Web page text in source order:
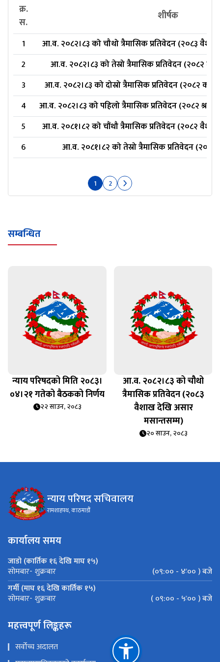
क्र.
स.
शीर्षक
1
आ.व. २०८२।८३ को चौथो त्रैमासिक प्रतिवेदन (२०८३
2
आ.व. २०८२।८३ को तेस्रो त्रैमासिक प्रतिवेदन (२०८२
3
आ.व. २०८२।८३ को दोस्रो त्रैमासिक प्रतिवेदन (२०८२
4
आ.व. २०८२।८३ को पहिलो त्रैमासिक प्रतिवेदन (२०८२
5
आ.व. २०८१।८२ को चौंथौ त्रैमासिक प्रतिवेदन (२०८२
6
आ.व. २०८१।८२ को तेस्रो त्रैमासिक प्रतिवेदन
1 2
सम्बन्धित
न्याय परिषदको मिति २०८३।
०४।२१ गतेको बैठकको निर्णय
२२ साउन, २०८३
आ.व. २०८२।८३ को चौथो
त्रैमासिक प्रतिवेदन (२०८३
वैशाख देखि असार
मसान्तसम्म)
२० साउन, २०८३
न्याय परिषद सचिवालय
रामशाहपथ, काठमाडौं
कार्यालय समय
जाडो (कार्तिक १६ देखि माघ १५)
सोमबार- शुक्रबार
(०९:०० - ४ः०० ) बजे
गर्मी (माघ १६ देखि कार्तिक १५)
सोमबार- शुक्रबार ( ०९:०० - ५ः०० ) बजे
महत्त्वपूर्ण लिङ्कहरू
सर्वोच्च अदालत